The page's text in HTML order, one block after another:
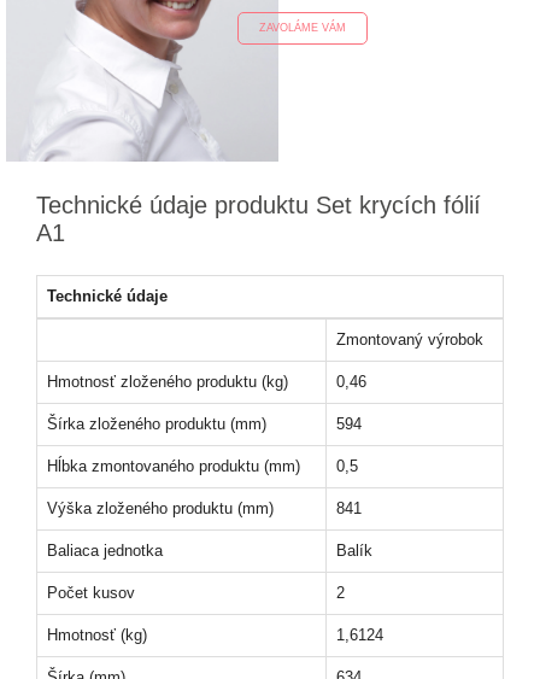
ZAVOLÁME VÁM
Technické údaje produktu Set krycích fólií
A1
Technické údaje
Zmontovaný výrobok
Hmotnosť zloženého produktu (kg) 0,46
Šírka zloženého produktu (mm) 594
Hĺbka zmontovaného produktu (mm) 0,5
Výška zloženého produktu (mm) 841
Baliaca jednotka Balík
Počet kusov 2
Hmotnosť (kg) 1,6124